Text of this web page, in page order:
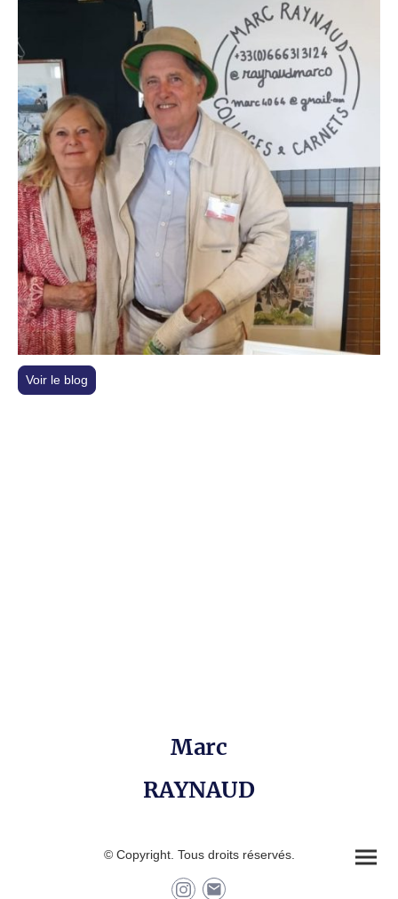
Voir le blog
Marc
RAYNAUD
© Copyright. Tous droits réservés.